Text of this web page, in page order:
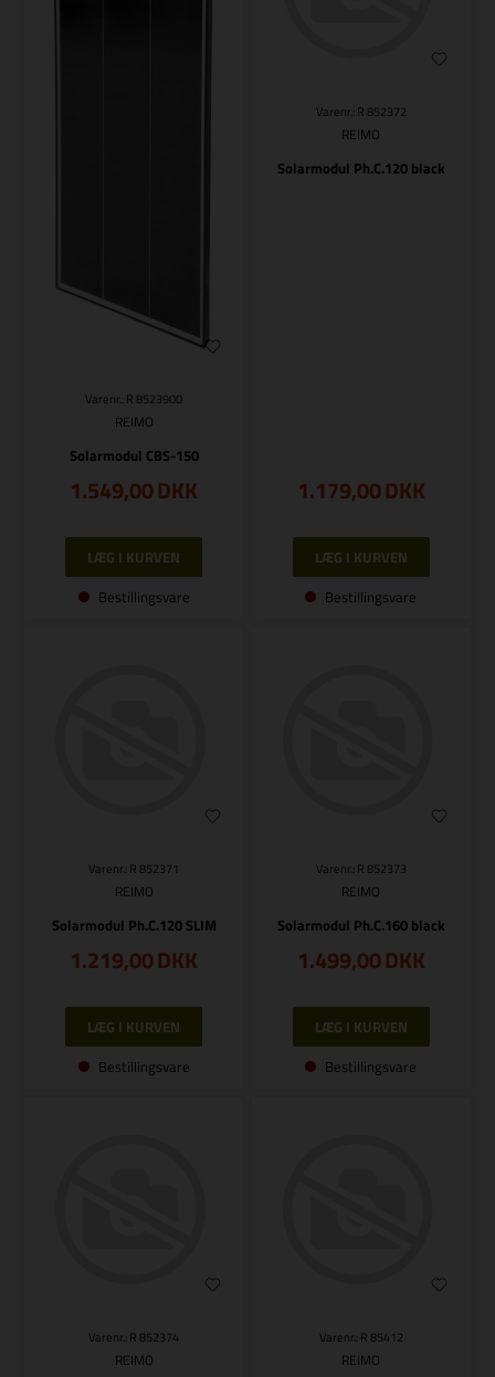
Varenr.: R 8523900
REIMO
Solarmodul CBS-150
1.549,00DKK
Bestillingsvare
Varenr.: R 852372
REIMO
Solarmodul Ph.C.120 black
1.179,00DKK
Bestillingsvare
Varenr.: R 852371
REIMO
Solarmodul Ph.C.120 SLIM
1.219,00DKK
Bestillingsvare
Varenr.: R 852373
REIMO
Solarmodul Ph.C.160 black
1.499,00DKK
Bestillingsvare
Varenr.: R 852374
REIMO
Varenr.: R 85412
REIMO